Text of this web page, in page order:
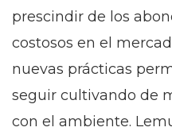
prescindir de los
costosos en el
nuevas prácticas
seguir cultivando de
con el ambiente.